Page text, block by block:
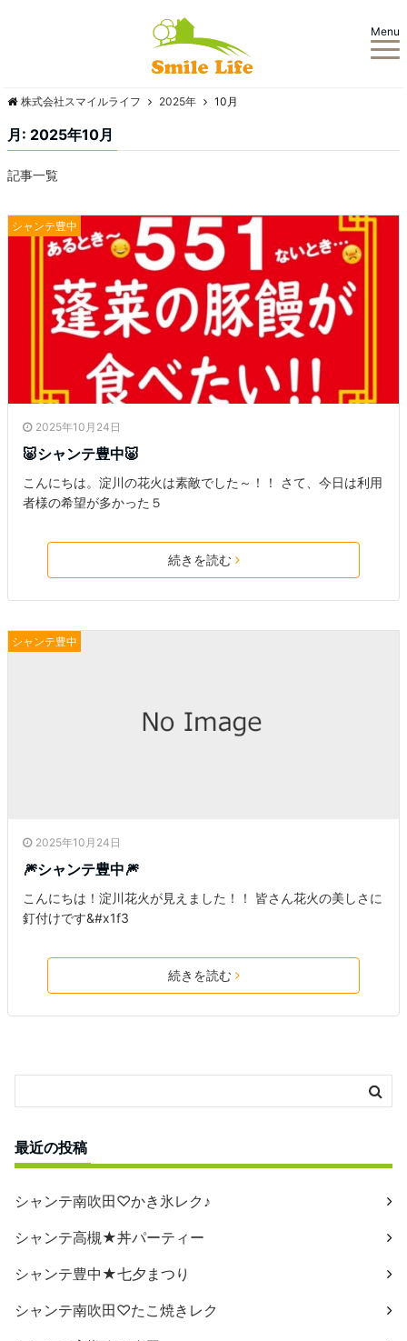
Menu
株式会社スマイルライフ 2025年 10月
月: 2025年10月
記事一覧
シャンテ豊中
2025年10月24日
🐷シャンテ豊中🐷
こんにちは。淀川の花火は素敵でした～！！ さて、今日は利用
者様の希望が多かった５
続きを読む
シャンテ豊中
2025年10月24日
🎆シャンテ豊中🎆
こんにちは！淀川花火が見えました！！ 皆さん花火の美しさに
釘付けです&#x1f3
続きを読む
最近の投稿
シャンテ南吹田♡かき氷レク♪
シャンテ高槻★丼パーティー
シャンテ豊中★七夕まつり
シャンテ南吹田♡たこ焼きレク